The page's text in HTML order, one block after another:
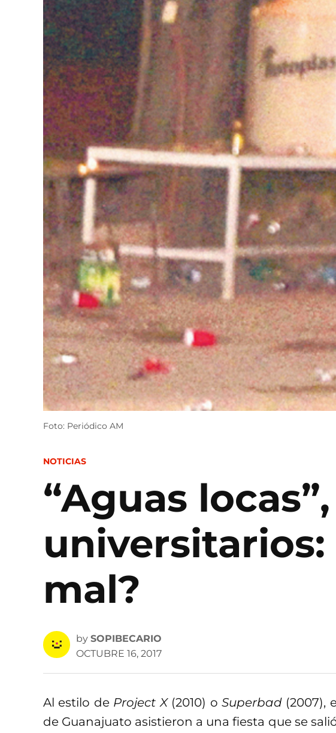
Foto: Periódico AM
POSTED
NOTICIAS
“Aguas
universitarios:
mal?
by SOPIBECARIO
OCTUBRE 16, 2017
Al estilo de Project X(2010) o Superbad(2007),
de Guanajuato asistieron a una fiesta que se